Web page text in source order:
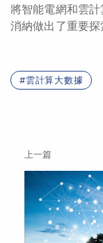
將智能電網和雲
消納做出了重要探
雲計算大數據
上一篇